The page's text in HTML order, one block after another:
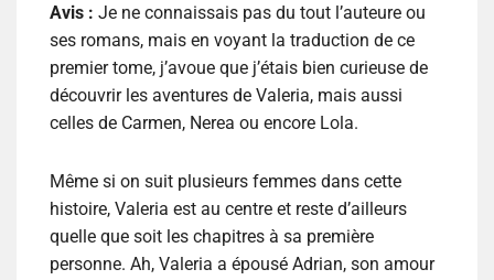
Avis : Je ne connaissais pas du tout l’auteure ou
ses romans, mais en voyant la traduction de ce
premier tome, j’avoue que j’étais bien curieuse de
découvrir les aventures de Valeria, mais aussi
celles de Carmen, Nerea ou encore Lola.
Même si on suit plusieurs femmes dans cette
histoire, Valeria est au centre et reste d’ailleurs
quelle que soit les chapitres à sa première
personne. Ah, Valeria a épousé Adrian, son amour